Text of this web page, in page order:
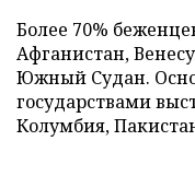
Более 70%
Афганистан,
Южный Судан.
государствами
Колумбия,